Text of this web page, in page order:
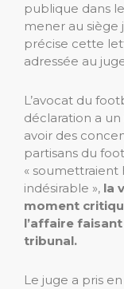
publique dans
mener au siège
précise cette
adressée au
L’avocat du
déclaration a
avoir des
partisans du
« soumettraient
indésirable », la
moment
l’affaire
tribunal.
Le juge a pris